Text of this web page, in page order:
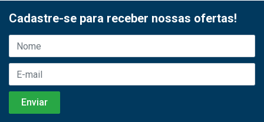
Cadastre-se para receber nossas ofertas!